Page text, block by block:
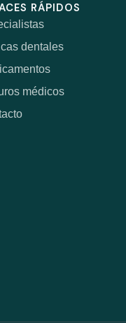
RÁPIDOS
dentales
médicos